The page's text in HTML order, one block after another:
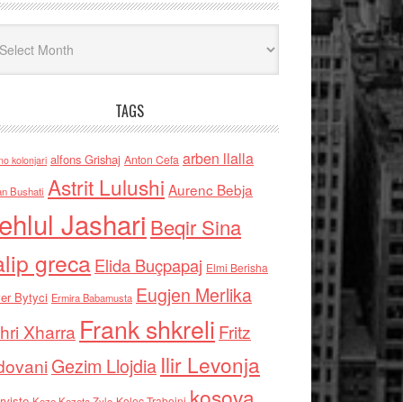
TAGS
kolonjari alfons Grishaj Anton Cefa arben llalla
Bushati Astrit Lulushi Aurenc Bebja
Jashari Beqir Sina
grecaElida Buçpapaj Elmi Berisha
Bytyci Ermira Babamusta Eugjen Merlika
Xharra Frank shkreli Fritz
Gezim Llojdia Ilir Levonja